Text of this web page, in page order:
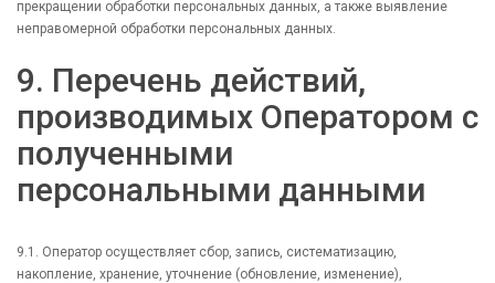
прекращении обработки персональных данных, а также выявление
неправомерной обработки персональных данных.
9. Перечень действий,
производимых Оператором с
полученными
персональными данными
9.1. Оператор осуществляет сбор, запись, систематизацию,
накопление, хранение, уточнение (обновление, изменение),